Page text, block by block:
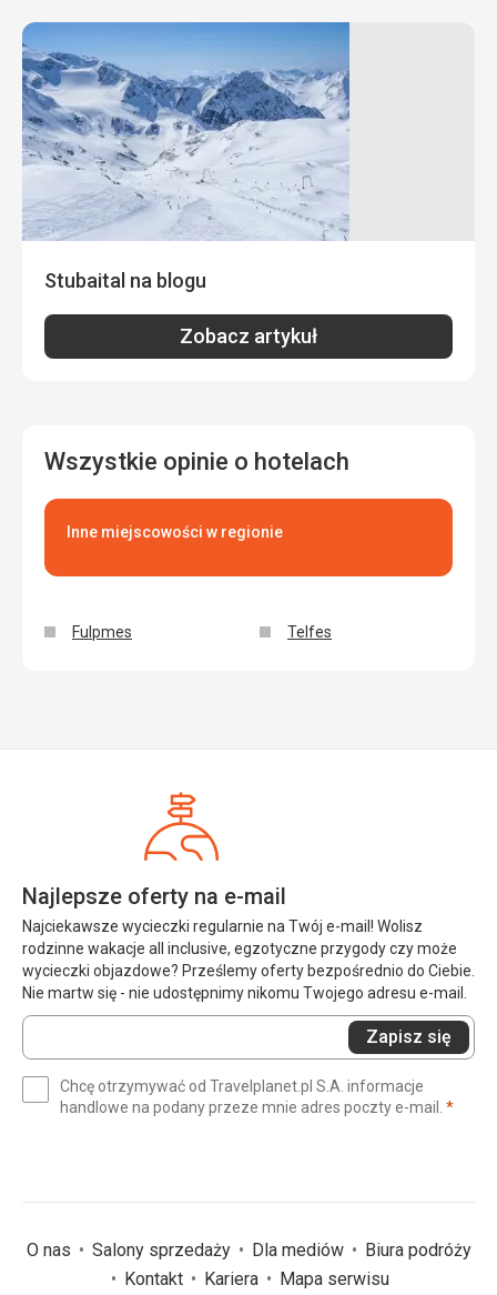
Stubaital na blogu
Zobacz artykuł
Wszystkie opinie o hotelach
Inne miejscowości w regionie
Fulpmes Telfes
Najlepsze oferty na e-mail
Najciekawsze wycieczki regularnie na Twój e-mail! Wolisz
rodzinne wakacje all inclusive, egzotyczne przygody czy może
wycieczki objazdowe? Prześlemy oferty bezpośrednio do Ciebie.
Nie martw się - nie udostępnimy nikomu Twojego adresu e-mail.
Wprowadź
swój
(wymagane)
Zapisz się
Chcę otrzymywać od Travelplanet.pl S.A. informacje
handlowe na podany przeze mnie adres poczty e-mail. *
O nas Salony sprzedaży Dla mediów
Biura podróży
Kontakt
Kariera Mapa serwisu